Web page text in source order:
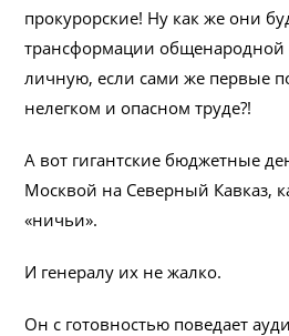
прокурорские! Ну как же они
трансформации общенародной
личную, если сами же первые
нелегком и опасном труде?!
А вот гигантские бюджетные
Москвой на Северный Кавказ,
«ничьи».
И генералу их не жалко.
Он с готовностью поведает